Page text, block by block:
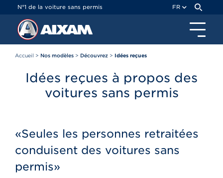
N°1 de la voiture sans permis FR
Accueil > Nos modèles > Découvrez > Idées reçues
Idées reçues à propos des
voitures sans permis
«Seules les personnes retraitées
conduisent des voitures sans
permis»
Panneau de gestion des cookies